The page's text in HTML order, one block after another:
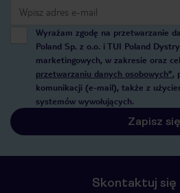
Wyrażam zgodę na przetwarzanie
Poland Sp. z o.o. i TUI Poland
marketingowych, w zakresie oraz
przetwarzaniu danych osobowych”,
komunikacji (e-mail), także z
systemów wywołujących.
Zapisz się
Skontaktuj się